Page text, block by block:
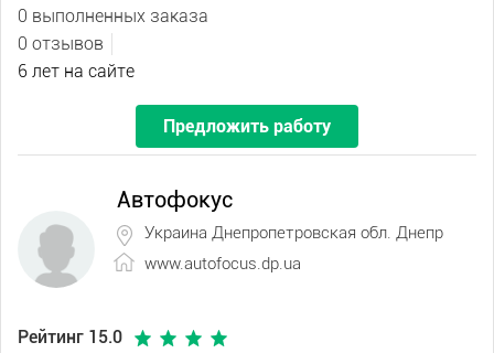
0 выполненных заказа
0 отзывов
6 лет на сайте
Предложить работу
Автофокус
Украина Днепропетровская обл. Днепр
www.autofocus.dp.ua
Рейтинг 15.0